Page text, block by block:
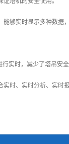
够实时显示多种数
实时，减少了塔吊
时、实时分析、实